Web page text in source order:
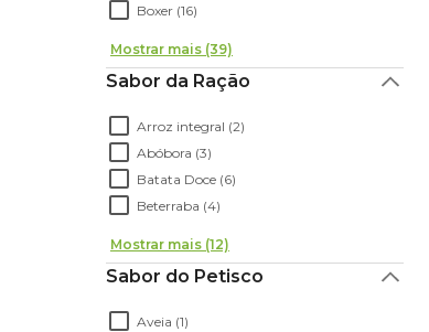
Boxer (16)
Mostrar mais (39)
Sabor da Ração
Arroz integral (2)
Abóbora (3)
Batata Doce (6)
Beterraba (4)
Mostrar mais (12)
Sabor do Petisco
Aveia (1)